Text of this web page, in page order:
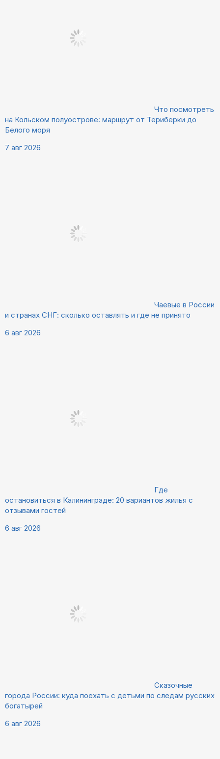
Что посмотреть
на Кольском полуострове: маршрут от Териберки до
Белого моря
7 авг 2026
Чаевые в России
и странах СНГ: сколько оставлять и где не принято
6 авг 2026
Где
остановиться в Калининграде: 20 вариантов жилья с
отзывами гостей
6 авг 2026
Сказочные
города России: куда поехать с детьми по следам русских
богатырей
6 авг 2026